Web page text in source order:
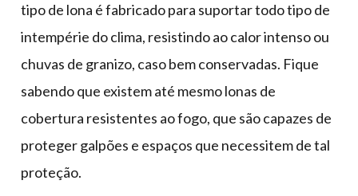
tipo de lona é fabricado para suportar todo tipo de
intempérie do clima, resistindo ao calor intenso ou
chuvas de granizo, caso bem conservadas. Fique
sabendo que existem até mesmo lonas de
cobertura resistentes ao fogo, que são capazes de
proteger galpões e espaços que necessitem de tal
proteção.